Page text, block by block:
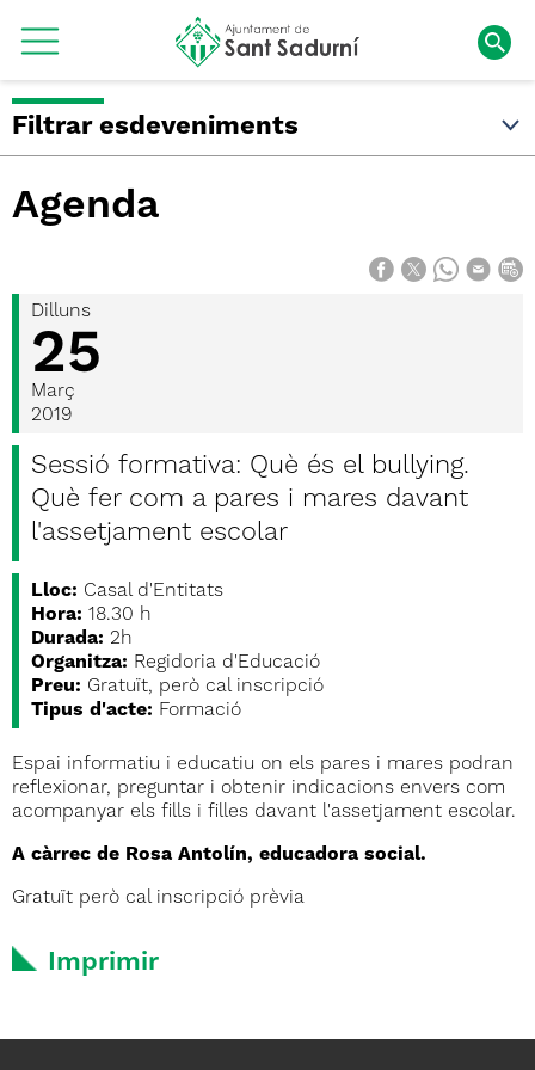
Filtrar esdeveniments
Agenda
Dilluns
25
Març
2019
Sessió formativa: Què és el bullying.
Què fer com a pares i mares davant
l'assetjament escolar
Lloc: Casal d'Entitats
Hora: 18.30 h
Durada: 2h
Organitza: Regidoria d'Educació
Preu: Gratuït, però cal inscripció
Tipus d'acte: Formació
Espai informatiu i educatiu on els pares i mares podran
reflexionar, preguntar i obtenir indicacions envers com
acompanyar els fills i filles davant l'assetjament escolar.
A càrrec de Rosa Antolín, educadora social.
Gratuït però cal inscripció prèvia
Imprimir